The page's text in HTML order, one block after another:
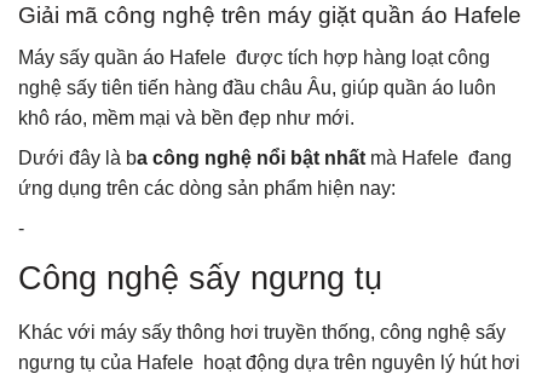
Giải mã công nghệ trên máy giặt quần áo Hafele
Máy sấy quần áo Hafele được tích hợp hàng loạt công
nghệ sấy tiên tiến hàng đầu châu Âu, giúp quần áo luôn
khô ráo, mềm mại và bền đẹp như mới.
Dưới đây là ba công nghệ nổi bật nhất mà Hafele đang
ứng dụng trên các dòng sản phẩm hiện nay:
-
Công nghệ sấy ngưng tụ
Khác với máy sấy thông hơi truyền thống, công nghệ sấy
ngưng tụ của Hafele hoạt động dựa trên nguyên lý hút hơi